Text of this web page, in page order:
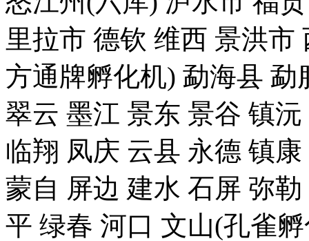
里拉市 德钦 维西 景洪
方通牌孵化机) 勐海县
翠云 墨江 景东 景谷 镇
临翔 凤庆 云县 永德 镇
蒙自 屏边 建水 石屏 弥
平 绿春 河口 文山(孔雀